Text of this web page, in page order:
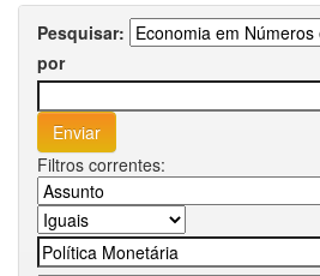
Pesquisar:
por
Filtros correntes: